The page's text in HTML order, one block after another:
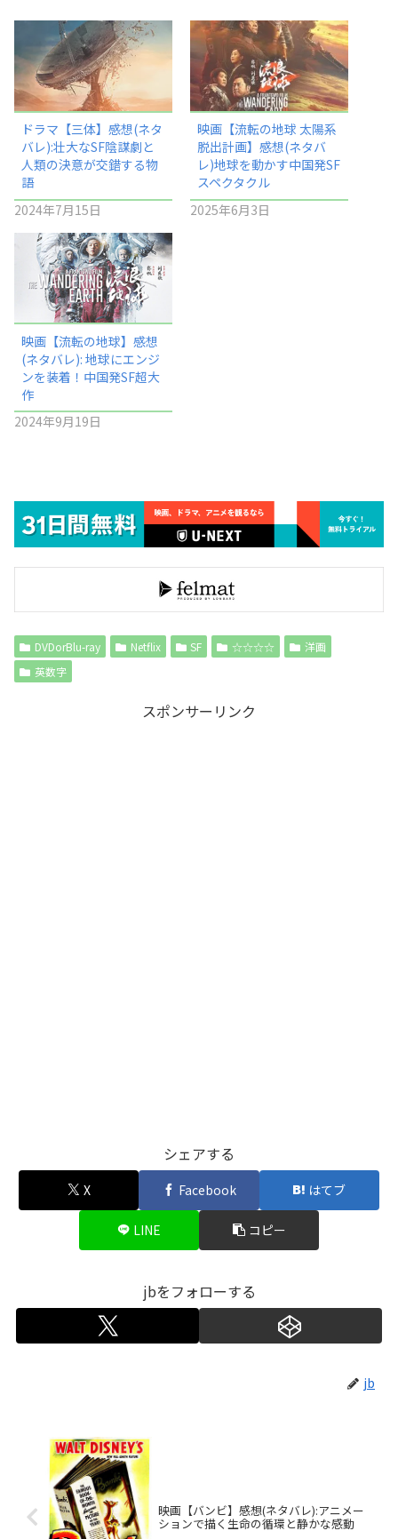
ドラマ【三体】感想(ネタ
バレ):壮大なSF陰謀劇と
人類の決意が交錯する物
語
2024年7月15日
映画【流転の地球 太陽系
脱出計画】感想(ネタバ
レ)地球を動かす中国発SF
スペクタクル
2025年6月3日
映画【流転の地球】感想
(ネタバレ): 地球にエンジ
ンを装着！中国発SF超大
作
2024年9月19日
DVDorBlu-ray Netflix SF ☆☆☆☆
洋画
英数字
スポンサーリンク
シェアする
X Facebook はてブ
LINE コピー
jbをフォローする
jb
映画【バンビ】感想(ネタバレ):アニメー
ションで描く生命の循環と静かな感動